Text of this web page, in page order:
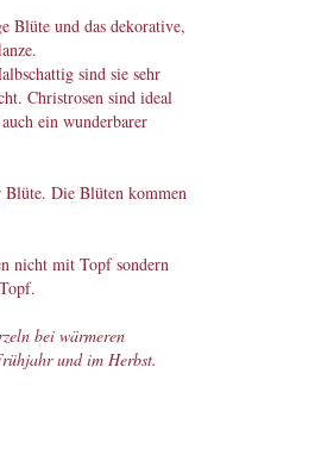
Blüte und das dekorative,
sind sie sehr
Christrosen sind ideal
ein wunderbarer
Blüte. Die Blüten kommen
nicht mit Topf sondern
bei wärmeren
und im Herbst.